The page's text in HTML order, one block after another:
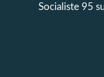
Socialiste 95